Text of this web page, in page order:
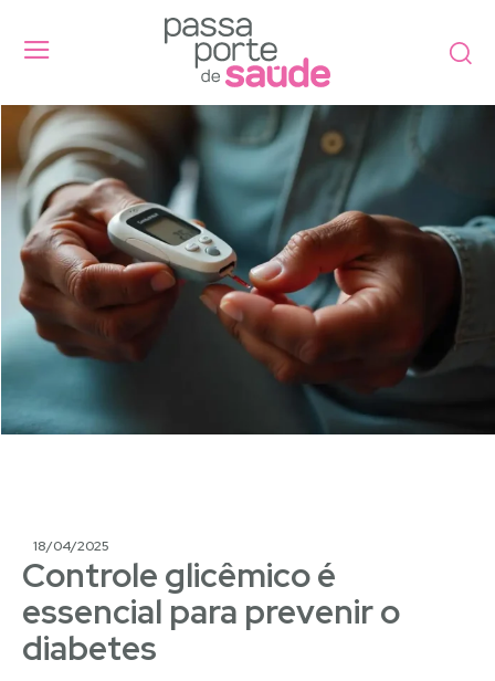
18/04/2025
Controle glicêmico é
essencial para prevenir o
diabetes